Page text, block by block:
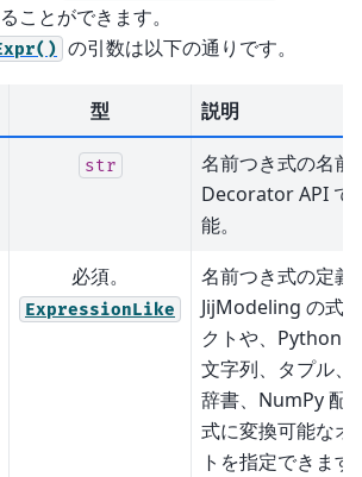
ことができます。
の引数は以下の通りです。
型 説明
str
名前つき式の名前
Decorator API で
能。
必須。
ExpressionLike
名前つき式の定義
JijModeling の式
クトや、Python
文字列、タプル、
辞書、NumPy 配
式に変換可能なオ
トを指定できます